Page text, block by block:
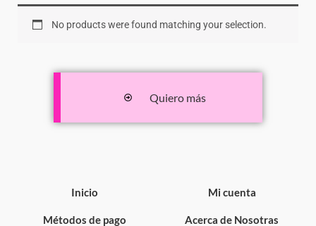
No products were found matching your selection.
Quiero más
Inicio
Métodos de pago
Mi cuenta
Acerca de Nosotras